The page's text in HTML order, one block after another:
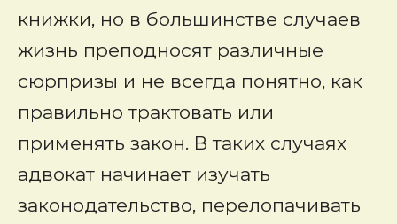
книжки, но в большинстве случаев
жизнь преподносят различные
сюрпризы и не всегда понятно, как
правильно трактовать или
применять закон. В таких случаях
адвокат начинает изучать
законодательство, перелопачивать